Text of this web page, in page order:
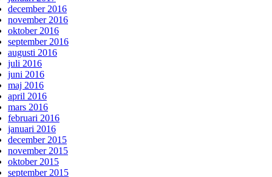
december 2016
november 2016
oktober 2016
september 2016
augusti 2016
juli 2016
juni 2016
maj 2016
april 2016
mars 2016
februari 2016
januari 2016
december 2015
november 2015
oktober 2015
september 2015